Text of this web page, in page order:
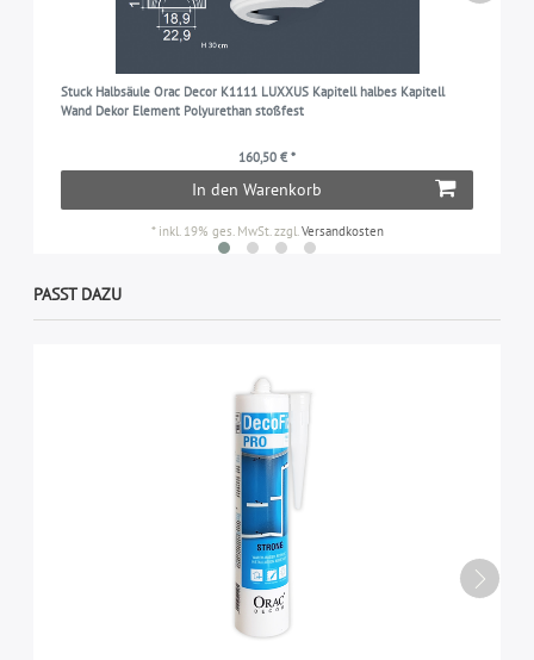
Stuck Halbsäule Orac Decor K1111 LUXXUS Kapitell halbes Kapitell
Wand Dekor Element Polyurethan stoßfest
160,50 € *
In den Warenkorb
* inkl. 19% ges. MwSt.zzgl.Versandkosten
PASST DAZU